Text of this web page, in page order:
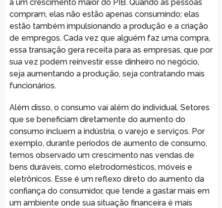
a um crescimento maior do PIB. Quando as pessoas
compram, elas não estão apenas consumindo; elas
estão também impulsionando a produção e a criação
de empregos. Cada vez que alguém faz uma compra,
essa transação gera receita para as empresas, que por
sua vez podem reinvestir esse dinheiro no negócio,
seja aumentando a produção, seja contratando mais
funcionários.
Além disso, o consumo vai além do individual. Setores
que se beneficiam diretamente do aumento do
consumo incluem a indústria, o varejo e serviços. Por
exemplo, durante períodos de aumento de consumo,
temos observado um crescimento nas vendas de
bens duráveis, como eletrodomésticos, móveis e
eletrônicos. Esse é um reflexo direto do aumento da
confiança do consumidor, que tende a gastar mais em
um ambiente onde sua situação financeira é mais